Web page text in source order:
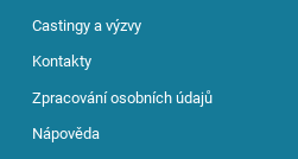
Castingy a výzvy
Kontakty
Zpracování osobních údajů
Nápověda